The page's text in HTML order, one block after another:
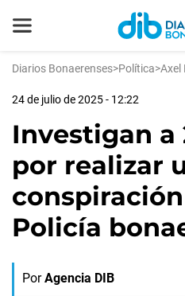
Diarios Bonaerenses>Política>Axel
24 de julio de 2025 - 12:22
Investigan a
por realizar
Policía
Por Agencia DIB